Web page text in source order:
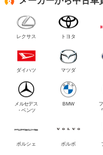
レクサス トヨタ
ダイハツ マツダ
メルセデス
・ベンツ
BMW
ポルシェ ボルボ